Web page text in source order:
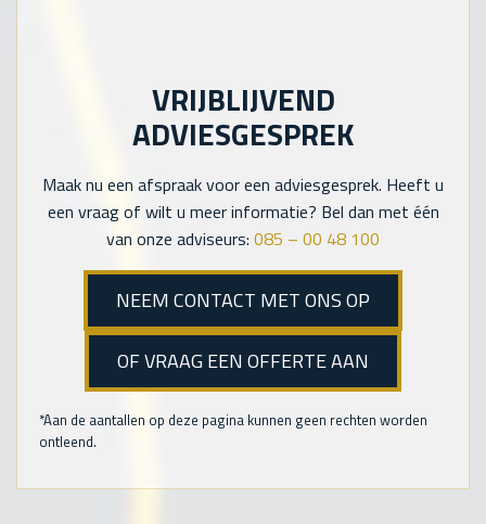
VRIJBLIJVEND
ADVIESGESPREK
Maak nu een afspraak voor een adviesgesprek. Heeft u
een vraag of wilt u meer informatie? Bel dan met één
van onze adviseurs: 085 – 00 48 100
NEEM CONTACT MET ONS OP
OF VRAAG EEN OFFERTE AAN
*Aan de aantallen op deze pagina kunnen geen rechten worden
ontleend.